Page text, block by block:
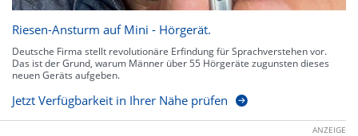
Riesen-Ansturm auf Mini - Hörgerät.
Deutsche Firma stellt revolutionäre Erfindung für Sprachverstehen vor.
Das ist der Grund, warum Männer über 55 Hörgeräte zugunsten dieses
neuen Geräts aufgeben.
Jetzt Verfügbarkeit in Ihrer Nähe prüfen
ANZEIGE